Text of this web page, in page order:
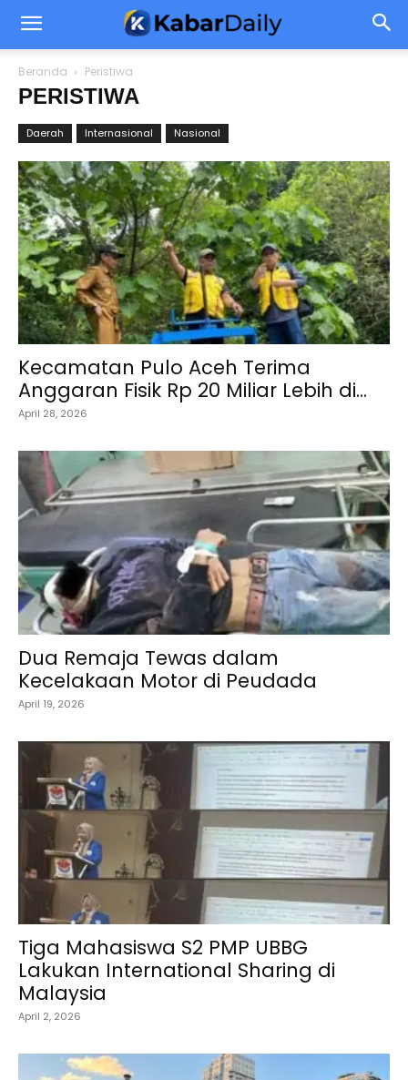
Beranda Peristiwa
PERISTIWA
Daerah Internasional Nasional
Kecamatan Pulo Aceh Terima
Anggaran Fisik Rp 20 Miliar Lebih di...
April 28, 2026
Dua Remaja Tewas dalam
Kecelakaan Motor di Peudada
April 19, 2026
Tiga Mahasiswa S2 PMP UBBG
Lakukan International Sharing di
Malaysia
April 2, 2026